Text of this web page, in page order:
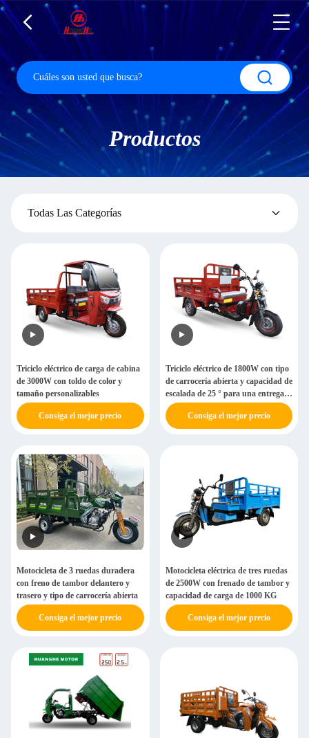
Productos
Todas Las Categorías
Triciclo eléctrico de carga de cabina
de 3000W con toldo de color y
tamaño personalizables
Consiga el mejor precio
Triciclo eléctrico de 1800W con tipo
de carrocería abierta y capacidad de
escalada de 25 ° para una entrega
sin problemas
Consiga el mejor precio
Motocicleta de 3 ruedas duradera
con freno de tambor delantero y
trasero y tipo de carrocería abierta
Consiga el mejor precio
Motocicleta eléctrica de tres ruedas
de 2500W con frenado de tambor y
capacidad de carga de 1000 KG
Consiga el mejor precio